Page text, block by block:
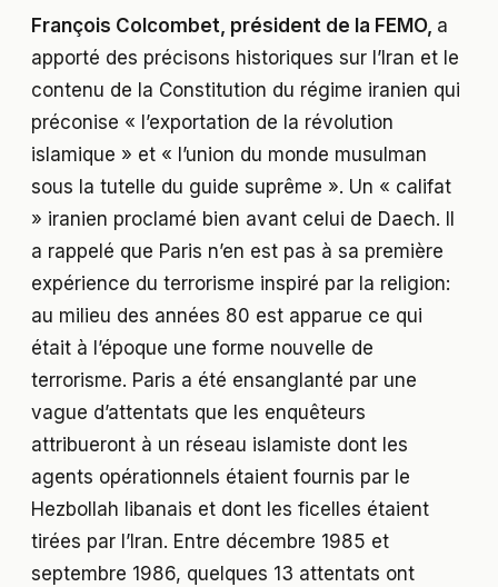
François Colcombet, président de la FEMO, a
apporté des précisons historiques sur l’Iran et le
contenu de la Constitution du régime iranien qui
préconise « l’exportation de la révolution
islamique » et « l’union du monde musulman
sous la tutelle du guide suprême ». Un « califat
» iranien proclamé bien avant celui de Daech. Il
a rappelé que Paris n’en est pas à sa première
expérience du terrorisme inspiré par la religion:
au milieu des années 80 est apparue ce qui
était à l’époque une forme nouvelle de
terrorisme. Paris a été ensanglanté par une
vague d’attentats que les enquêteurs
attribueront à un réseau islamiste dont les
agents opérationnels étaient fournis par le
Hezbollah libanais et dont les ficelles étaient
tirées par l’Iran. Entre décembre 1985 et
septembre 1986, quelques 13 attentats ont